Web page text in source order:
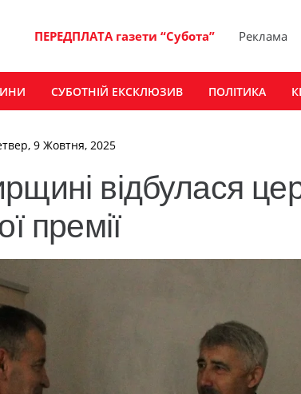
ПЕРЕДПЛАТА газети “Субота” Реклама
СУБОТНІЙ ЕКСКЛЮЗИВ ПОЛІТИКА
9 Жовтня, 2025
відбулася
премії